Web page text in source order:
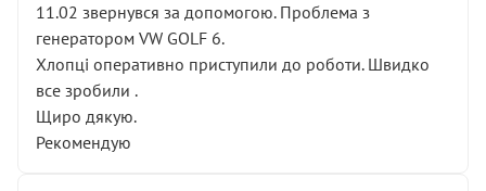
11.02 звернувся за допомогою. Проблема з
генератором VW GOLF 6.
Хлопці оперативно приступили до роботи. Швидко
все зробили .
Щиро дякую.
Рекомендую